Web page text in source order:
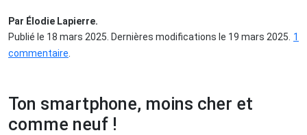
Par Élodie Lapierre.
Publié le 18 mars 2025. Dernières modifications le 19 mars 2025. 1
commentaire
Ton smartphone, moins cher et
comme neuf !